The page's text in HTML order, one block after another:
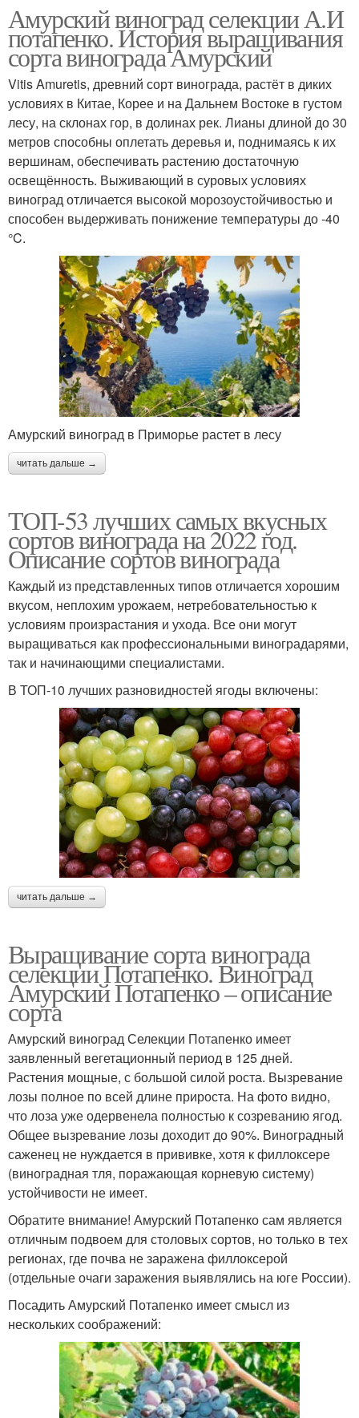
Амурский виноград селекции А.И
потапенко. История выращивания
сорта винограда Амурский
Vitis Amuretis, древний сорт винограда, растёт в диких
условиях в Китае, Корее и на Дальнем Востоке в густом
лесу, на склонах гор, в долинах рек. Лианы длиной до 30
метров способны оплетать деревья и, поднимаясь к их
вершинам, обеспечивать растению достаточную
освещённость. Выживающий в суровых условиях
виноград отличается высокой морозоустойчивостью и
способен выдерживать понижение температуры до -40
°C.
Амурский виноград в Приморье растет в лесу
читать дальше →
ТОП-53 лучших самых вкусных
сортов винограда на 2022 год.
Описание сортов винограда
Каждый из представленных типов отличается хорошим
вкусом, неплохим урожаем, нетребовательностью к
условиям произрастания и ухода. Все они могут
выращиваться как профессиональными виноградарями,
так и начинающими специалистами.
В ТОП-10 лучших разновидностей ягоды включены:
читать дальше →
Выращивание сорта винограда
селекции Потапенко. Виноград
Амурский Потапенко – описание
сорта
Амурский виноград Селекции Потапенко имеет
заявленный вегетационный период в 125 дней.
Растения мощные, с большой силой роста. Вызревание
лозы полное по всей длине прироста. На фото видно,
что лоза уже одервенела полностью к созреванию ягод.
Общее вызревание лозы доходит до 90%. Виноградный
саженец не нуждается в прививке, хотя к филлоксере
(виноградная тля, поражающая корневую систему)
устойчивости не имеет.
Обратите внимание! Амурский Потапенко сам является
отличным подвоем для столовых сортов, но только в тех
регионах, где почва не заражена филлоксерой
(отдельные очаги заражения выявлялись на юге России).
Посадить Амурский Потапенко имеет смысл из
нескольких соображений: